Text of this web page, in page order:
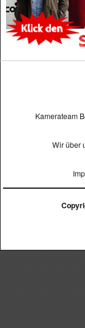
Kamerateam
Wir über